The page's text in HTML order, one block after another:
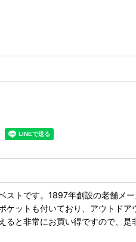
ストです。1897年創設の老舗メ
ケットも付いており、アウトド
ると非常にお買い得ですので、是